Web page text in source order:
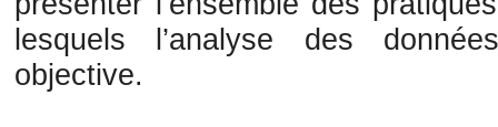
lesquels l’analyse des
objective.